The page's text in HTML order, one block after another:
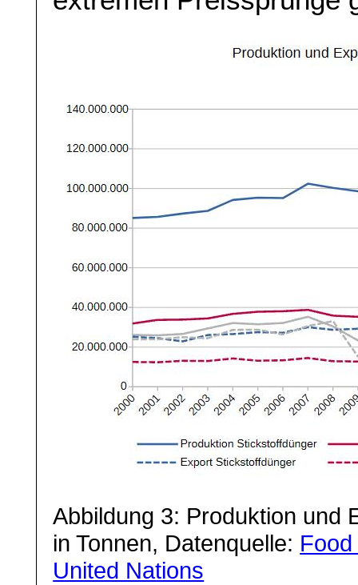
Abbildung 3: Produktion und
in Tonnen, Datenquelle:
United Nations